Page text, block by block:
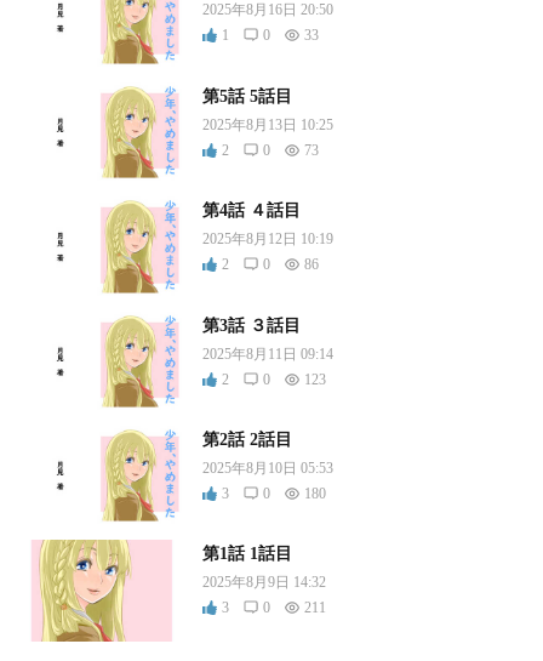
2025年8月16日 20:50
1
0 33
第5話 5話目
2025年8月13日 10:25
2
0 73
第4話 ４話目
2025年8月12日 10:19
2
0 86
第3話 ３話目
2025年8月11日 09:14
2
0 123
第2話 2話目
2025年8月10日 05:53
3
0 180
第1話 1話目
2025年8月9日 14:32
3
0 211